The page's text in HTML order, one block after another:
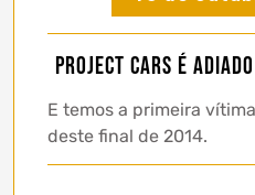
Project Cars é
E temos a primeira
deste final de 2014.